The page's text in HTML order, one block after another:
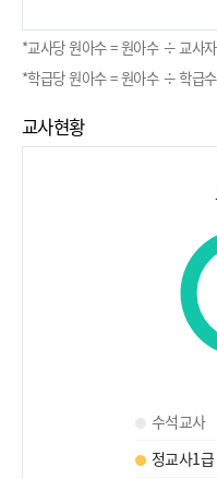
*교사당 원아수 = 원아수 ÷ 교사
*학급당 원아수 = 원아수 ÷ 학급수
교사현황
수석교사
정교사1급